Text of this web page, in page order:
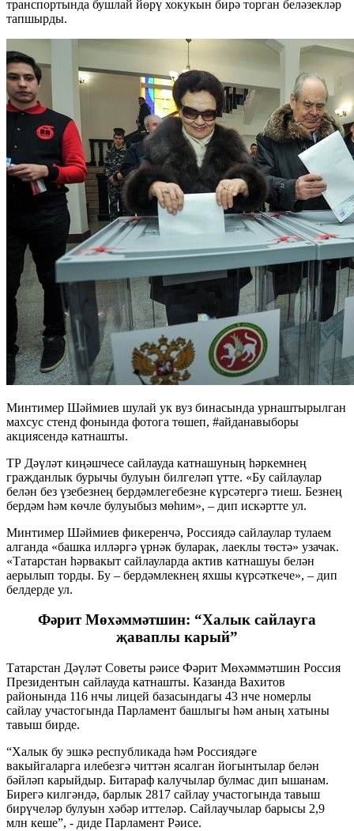
транспортында бушлай йөрү хокукын бирә торган беләзекләр
тапшырды.
Минтимер Шәймиев шулай ук вуз бинасында урнаштырылган
махсус стенд фонында фотога төшеп, #айданавыборы
акциясендә катнашты.
ТР Дәүләт киңәшчесе сайлауда катнашуның һәркемнең
гражданлык бурычы булуын билгеләп үтте. «Бу сайлаулар
белән без үзебезнең бердәмлегебезне күрсәтергә тиеш. Безнең
бердәм һәм көчле булуыбыз мөһим», – дип искәртте ул.
Минтимер Шәймиев фикеренчә, Россиядә сайлаулар тулаем
алганда «башка илләргә үрнәк буларак, лаеклы төстә» узачак.
«Татарстан һәрвакыт сайлауларда актив катнашуы белән
аерылып торды. Бу – бердәмлекнең яхшы күрсәткече», – дип
белдерде ул.
Фәрит Мөхәммәтшин: “Халык сайлауга
җаваплы карый”
Татарстан Дәүләт Советы рәисе Фәрит Мөхәммәтшин Россия
Президентын сайлауда катнашты. Казанда Вахитов
районында 116 нчы лицей базасындагы 43 нче номерлы
сайлау участогында Парламент башлыгы һәм аның хатыны
тавыш бирде.
“Халык бу эшкә республикада һәм Россиядәге
вакыйгаларга илебезгә читтән ясалган йогынтылар белән
бәйләп карыйдыр. Битараф калучылар булмас дип ышанам.
Бирегә килгәндә, барлык 2817 сайлау участогында тавыш
бирүчеләр булуын хәбәр иттеләр. Сайлаучылар барысы 2,9
млн кеше”, - диде Парламент Рәисе.